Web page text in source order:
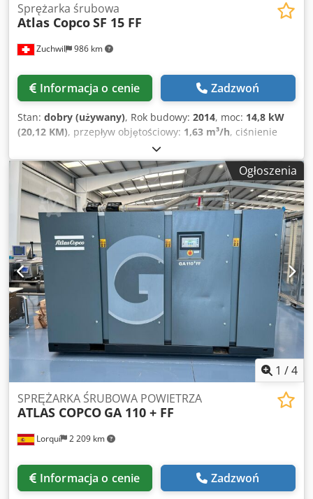
Zuchwil 986 km
Sprężarka śrubowa
Atlas CopcoSF 15 FF
Informacja o cenie Zadzwoń
Stan: dobry (używany), Rok budowy: 2014, moc: 14,8 kW
(20,12 KM), przepływ objętościowy: 1,63 m³/h, ciśnienie
, Kompresor powietrza Atlas Copco SF 15
FF Producent: Atlas Copco Typ: SF 15 FF Rok produkcji: 2014
Maksymalne ciśnienie: 7,75 bar Wydajność: 4,95 m³/min
Przepływ objętościowy: 27,1 l/s, 1,63 m³/min Moc silnika:
14,8 kW = 20 KM Prędkość obrotowa silnika: 2885 obr./min
Waga: 595 kg Zasilanie: 400 V, 50 Hz, 3 fazy Konstrukcja:
bezolejowa Klasa ISO: 8573-1 klasa 0 Wyposażenie:
zintegrowany Workplace Air System™, wyposażony w
SMARTLINK Csdpfx Ajxk U Dcjhlorf Sterowanie:
Elektronikon Pochodzenie: Wyprodukowano w Belgii Nie
gwarantuje się poprawności, kompletności ani aktualności
powyższych danych.
Ogłoszenia
1 /4
Lorquí 2 209 km
SPRĘŻARKA ŚRUBOWA POWIETRZA
ATLAS COPCO GA 110 + FF
Informacja o cenie Zadzwoń